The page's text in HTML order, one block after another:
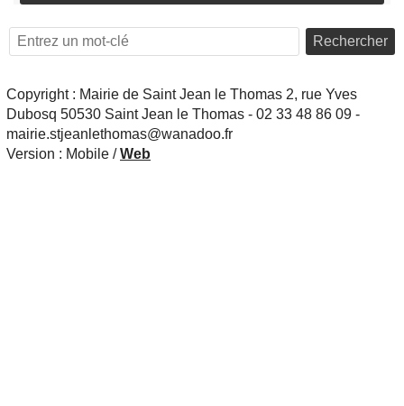
Rechercher
Copyright : Mairie de Saint Jean le Thomas 2, rue Yves
Dubosq 50530 Saint Jean le Thomas - 02 33 48 86 09 -
mairie.stjeanlethomas@wanadoo.fr
Version : Mobile /Web